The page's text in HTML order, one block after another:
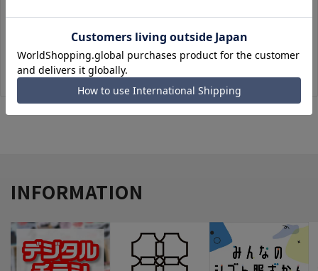
※購入履歴の確認、領収書の発行、キャンセル手続きはご利用
いただけません。
INFORMATION